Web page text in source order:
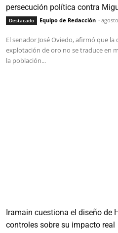
persecución política contra
Destacado Equipo de Redacción -
El senador José Oviedo, afirmó que
explotación de oro no se traduce en
la población...
Iramain cuestiona el diseño de
controles sobre su impacto real